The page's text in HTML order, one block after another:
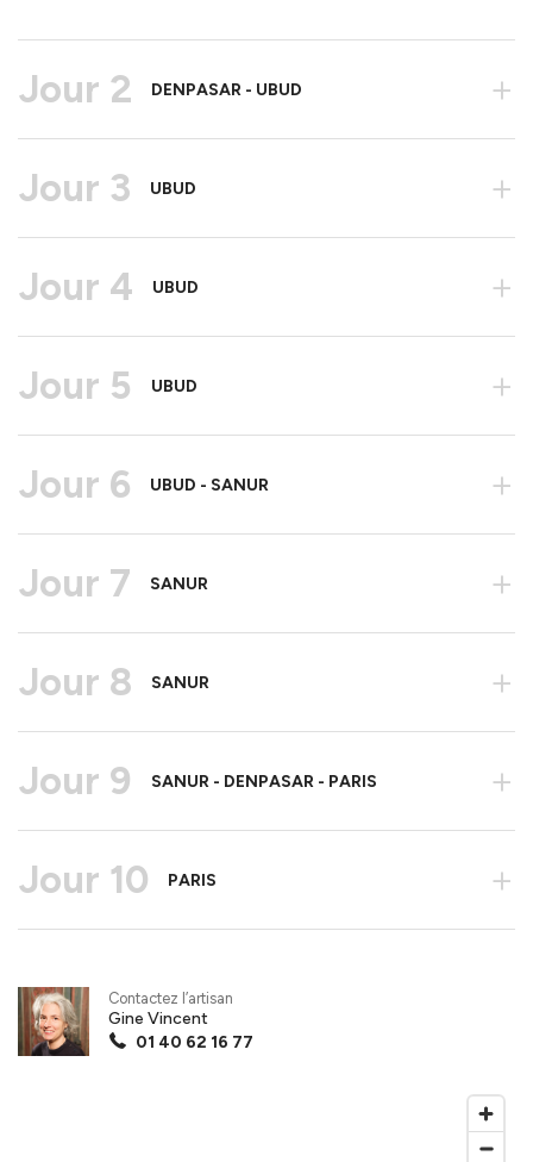
Jour 2 DENPASAR - UBUD +
Jour 3 UBUD +
Jour 4 UBUD +
Jour 5 UBUD +
Jour 6 UBUD - SANUR +
Jour 7 SANUR +
Jour 8 SANUR +
Jour 9 SANUR - DENPASAR - PARIS +
Jour 10 PARIS +
Contactez l’artisan
Gine Vincent
01 40 62 16 77